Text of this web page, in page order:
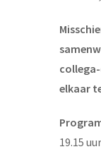
elkaar
19.15